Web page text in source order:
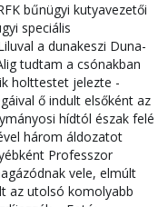
bűnügyi kutyavezetői
speciális
a dunakeszi Duna-
tudtam a csónakban
holttestet jelezte -
ő indult elsőként az
hídtól észak felé
három áldozatot
Professzor
vele, elmúlt
az utolsó komolyabb